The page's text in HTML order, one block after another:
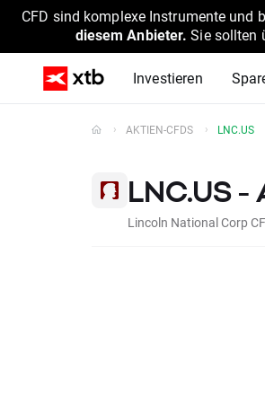
CFD sind komplexe Instrumente und
diesem Anbieter. Sie sollten
Investieren
AKTIEN-CFDS LNC.US
LNC.US
Lincoln National Corp